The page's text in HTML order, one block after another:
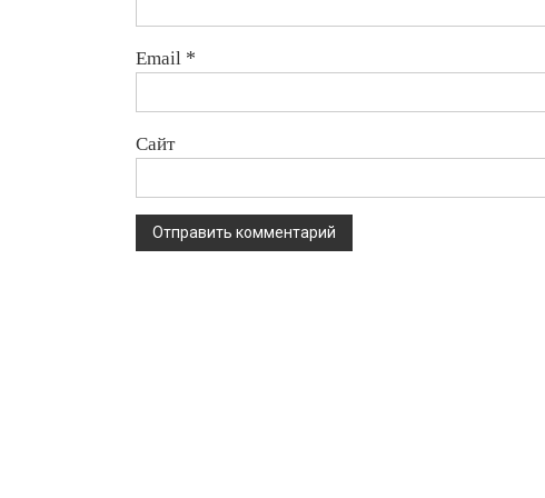
Email *
Сайт